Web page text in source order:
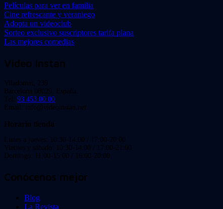
Películas para ver en familia
Cine refrescante y veraniego
Adopta un videoclub
Sorteo exclusivo suscriptores tarifa plana
Las mejores comedias
Video Instan
Viladomat, 239
Barcelona 08029. España.
Tel: 93 453 00 00
Email: info@videoinstan.net
Horario tienda
Lunes a jueves: 10:30-14:00 / 17:00-20:00
Viernes y sábado: 10:30-14:00 / 17:00-21:00
Domingo: 11:00-15:00 / 16:00-20:00
Conócenos mejor
Blog
La Revista